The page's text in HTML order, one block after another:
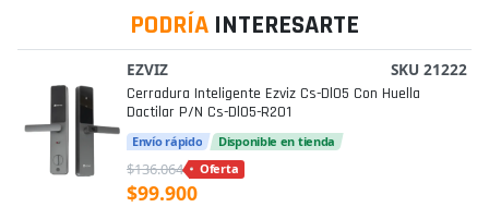
PODRÍA INTERESARTE
EZVIZ SKU 21222
Cerradura Inteligente Ezviz Cs-Dl05 Con Huella
Dactilar P/n Cs-Dl05-R201
Envío rápido Disponible en tienda
$136.064 Oferta
$99.900